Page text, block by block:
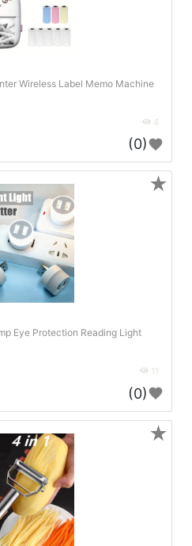
Wireless Label Memo Machine
4
(0)
Eye Protection Reading Light
11
(0)
★
★